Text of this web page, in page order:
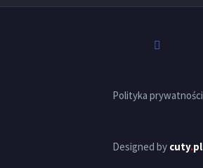
Polityka prywatności
Designed by cuty.pl